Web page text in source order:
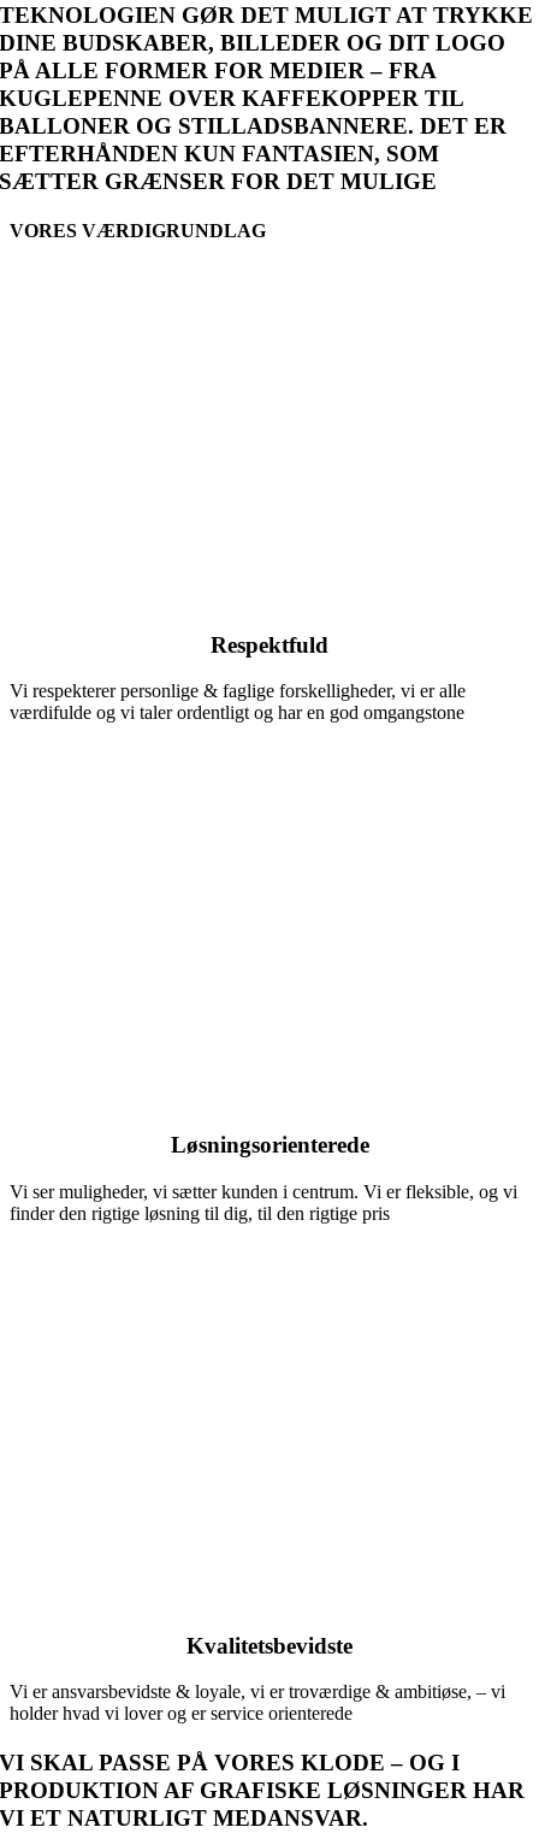
TEKNOLOGIEN GØR DET MULIGT AT TRYKKE
DINE BUDSKABER, BILLEDER OG DIT LOGO
PÅ ALLE FORMER FOR MEDIER – FRA
KUGLEPENNE OVER KAFFEKOPPER TIL
BALLONER OG STILLADSBANNERE. DET ER
EFTERHÅNDEN KUN FANTASIEN, SOM
SÆTTER GRÆNSER FOR DET MULIGE
VORES VÆRDIGRUNDLAG
Respektfuld
Vi respekterer personlige & faglige forskelligheder, vi er alle
værdifulde og vi taler ordentligt og har en god omgangstone
Løsningsorienterede
Vi ser muligheder, vi sætter kunden i centrum. Vi er fleksible, og vi
finder den rigtige løsning til dig, til den rigtige pris
Kvalitetsbevidste
Vi er ansvarsbevidste & loyale, vi er troværdige & ambitiøse, – vi
holder hvad vi lover og er service orienterede
VI SKAL PASSE PÅ VORES KLODE – OG I
PRODUKTION AF GRAFISKE LØSNINGER HAR
VI ET NATURLIGT MEDANSVAR.